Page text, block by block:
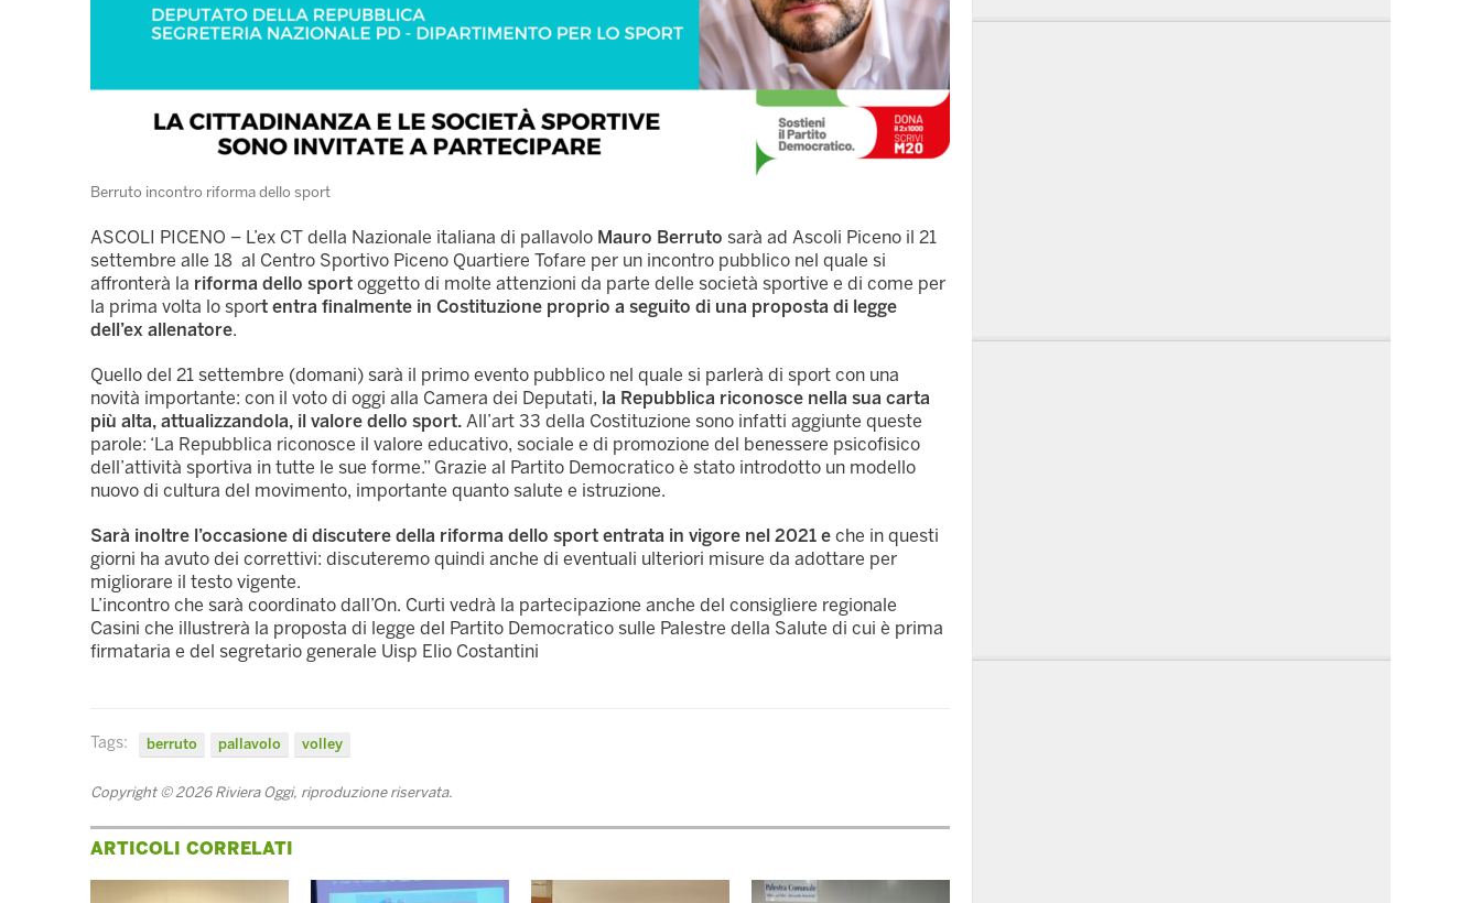
Berruto incontro riforma dello sport
ASCOLI PICENO – L’ex CT della Nazionale italiana di pallavolo Mauro Berruto sarà ad Ascoli Piceno il 21
settembre alle 18 al Centro Sportivo Piceno Quartiere Tofare per un incontro pubblico nel quale si
affronterà la riforma dello sport oggetto di molte attenzioni da parte delle società sportive e di come per
la prima volta lo sport entra finalmente in Costituzione proprio a seguito di una proposta di legge
dell’ex allenatore.
Quello del 21 settembre (domani) sarà il primo evento pubblico nel quale si parlerà di sport con una
novità importante: con il voto di oggi alla Camera dei Deputati, la Repubblica riconosce nella sua carta
più alta, attualizzandola, il valore dello sport. All’art 33 della Costituzione sono infatti aggiunte queste
parole: ‘La Repubblica riconosce il valore educativo, sociale e di promozione del benessere psicofisico
dell’attività sportiva in tutte le sue forme.” Grazie al Partito Democratico è stato introdotto un modello
nuovo di cultura del movimento, importante quanto salute e istruzione.
Sarà inoltre l’occasione di discutere della riforma dello sport entrata in vigore nel 2021 e che in questi
giorni ha avuto dei correttivi: discuteremo quindi anche di eventuali ulteriori misure da adottare per
migliorare il testo vigente.
L’incontro che sarà coordinato dall’On. Curti vedrà la partecipazione anche del consigliere regionale
Casini che illustrerà la proposta di legge del Partito Democratico sulle Palestre della Salute di cui è prima
firmataria e del segretario generale Uisp Elio Costantini
Tags: berruto pallavolo volley
Copyright © 2026 Riviera Oggi, riproduzione riservata.
ARTICOLI CORRELATI